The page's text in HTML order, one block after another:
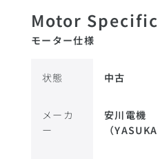
モーター仕様
状態 中古
メーカ
ー
安川電機
（